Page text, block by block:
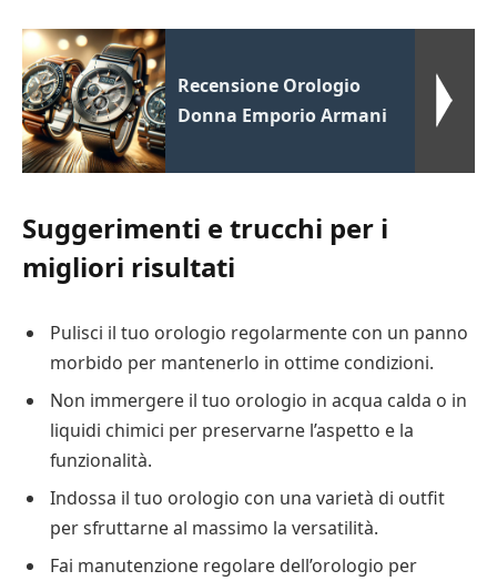
Recensione Orologio
Donna Emporio Armani
Suggerimenti e trucchi per i
migliori risultati
Pulisci il tuo orologio regolarmente con un panno
morbido per mantenerlo in ottime condizioni.
Non immergere il tuo orologio in acqua calda o in
liquidi chimici per preservarne l’aspetto e la
funzionalità.
Indossa il tuo orologio con una varietà di outfit
per sfruttarne al massimo la versatilità.
Fai manutenzione regolare dell’orologio per